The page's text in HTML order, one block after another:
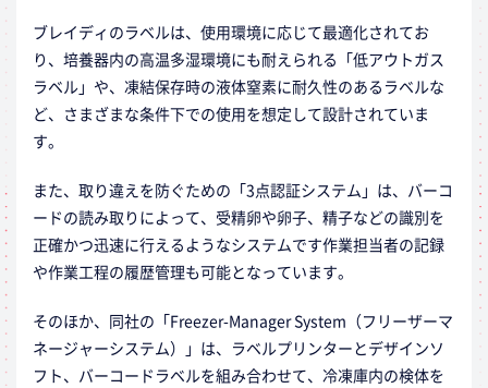
ブレイディのラベルは、使用環境に応じて最適化されてお
り、培養器内の高温多湿環境にも耐えられる「低アウトガス
ラベル」や、凍結保存時の液体窒素に耐久性のあるラベルな
ど、さまざまな条件下での使用を想定して設計されていま
す。
また、取り違えを防ぐための「3点認証システム」は、バーコ
ードの読み取りによって、受精卵や卵子、精子などの識別を
正確かつ迅速に行えるようなシステムです作業担当者の記録
や作業工程の履歴管理も可能となっています。
そのほか、同社の「Freezer-Manager System（フリーザーマ
ネージャーシステム）」は、ラベルプリンターとデザインソ
フト、バーコードラベルを組み合わせて、冷凍庫内の検体を